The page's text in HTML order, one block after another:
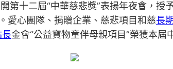
第十二屆“中華慈悲獎”表揚年夜會，授
愛心團隊、捐贈企業、慈悲項目和慈長
金會“公益寶物童伴母親項目”榮獲本屆